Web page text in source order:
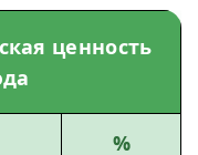
ценность
%